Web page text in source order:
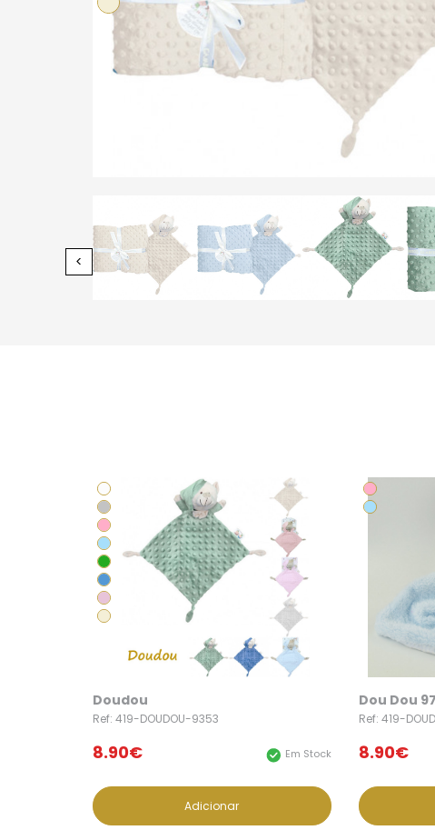
Doudou
Ref: 419-DOUDOU-9353
8.90€ Em Stock
Adicionar
Dou Dou
Ref: 419-
8.90€